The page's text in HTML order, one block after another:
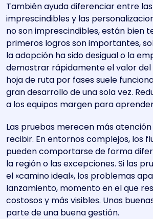
También ayuda diferenciar entre
imprescindibles y las
no son imprescindibles, están bien
primeros logros son importantes,
la adopción ha sido desigual o la
demostrar rápidamente el valor
hoja de ruta por fases suele
gran desarrollo de una sola vez.
a los equipos margen para
Las pruebas merecen más
recibir. En entornos complejos, los
pueden comportarse de forma
la región o las excepciones. Si las
el «camino ideal», los problemas
lanzamiento, momento en el que
costosos y más visibles. Unas
parte de una buena gestión.